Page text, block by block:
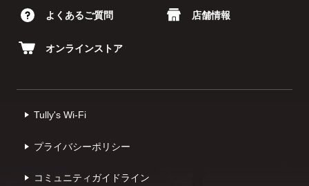
よくあるご質問 店舗情報
オンラインストア
Tully's Wi-Fi
プライバシーポリシー
コミュニティガイドライン